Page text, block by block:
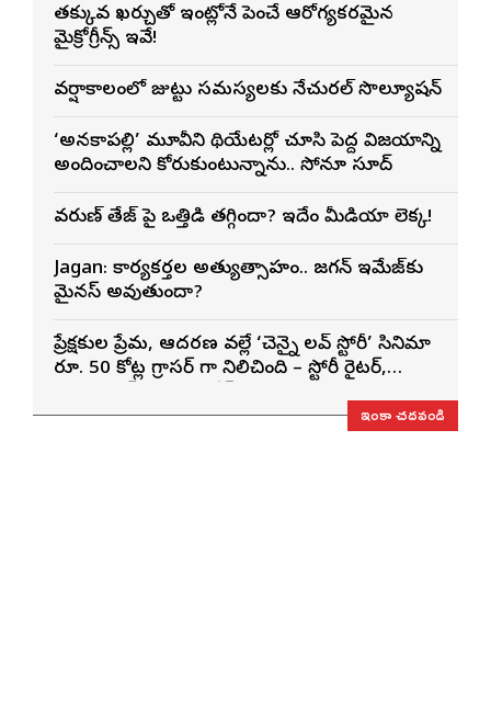
తక్కువ ఖర్చుతో ఇంట్లోనే పెంచే ఆరోగ్యకరమైన
మైక్రోగ్రీన్స్ ఇవే!
వర్షాకాలంలో జుట్టు సమస్యలకు నేచురల్ సొల్యూషన్
‘అనకాపల్లి’ మూవీని థియేటర్లో చూసి పెద్ద విజయాన్ని
అందించాలని కోరుకుంటున్నాను.. సోనూ సూద్
వరుణ్ తేజ్‌ పై ఒత్తిడి తగ్గిందా? ఇదేం మీడియా లెక్క!
Jagan: కార్యకర్తల అత్యుత్సాహం.. జగన్ ఇమేజ్‌కు
మైనస్ అవుతుందా?
ప్రేక్షకుల ప్రేమ, ఆదరణ వల్లే ‘చెన్నై లవ్ స్టోరీ’ సినిమా
రూ. 50 కోట్ల గ్రాసర్ గా నిలిచింది – స్టోరీ రైటర్,
ఇంకా చదవండి